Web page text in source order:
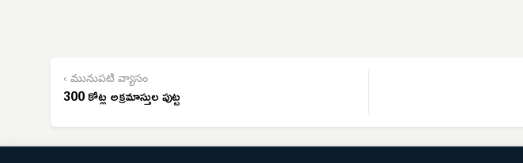
‹ మునుపటి వ్యాసం
300 కోట్ల అక్రమాస్తుల పుట్ట